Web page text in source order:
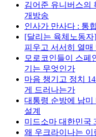
김어준 유니버스의
개방송
인사가 만사다 : 통
[달리는 육체노동
피우고 서서히 열매
모로코인들이 스페
기는 무엇인가
마음 챙기고 정치
게 드러나는가
대통령 순방에 남
설계
미드소마 대한민국
왜 우크라이나는